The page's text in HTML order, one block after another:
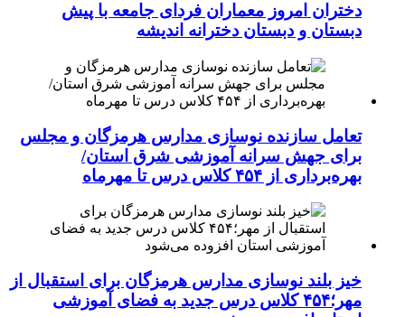
دختران امروز معماران فردای جامعه با پیش
دبستان و دبستان دخترانه اندیشه
تعامل سازنده نوسازی مدارس هرمزگان و مجلس
برای جهش سرانه آموزشی شرق استان/
بهره‌برداری از ۴۵۴ کلاس درس تا مهرماه
خیز بلند نوسازی مدارس هرمزگان برای استقبال از
مهر؛۴۵۴ کلاس درس جدید به فضای آموزشی